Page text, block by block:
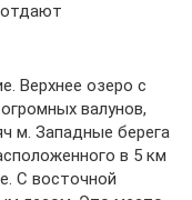
отдают
Верхнее озеро с
валунов,
м. Западные берега
в 5 км
С восточной